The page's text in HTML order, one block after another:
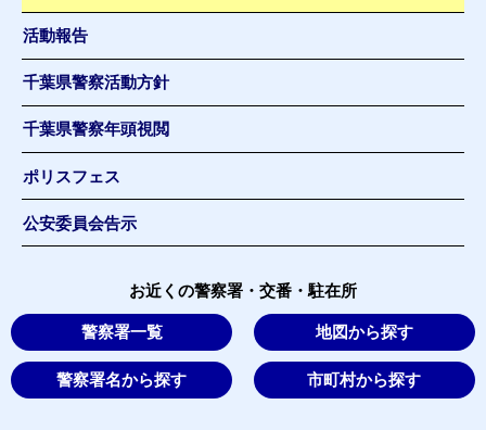
活動報告
千葉県警察活動方針
千葉県警察年頭視閲
ポリスフェス
公安委員会告示
お近くの警察署・交番・駐在所
警察署一覧 地図から探す
警察署名から探す 市町村から探す